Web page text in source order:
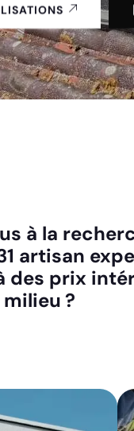
à la
artisan
des prix
?